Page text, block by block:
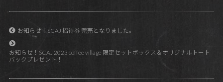
お知らせ！SCAJ 招待券 完売となりました。
お知らせ！SCAJ 2023 coffee village 限定セットボックス＆オリジナルトート
バックプレゼント！